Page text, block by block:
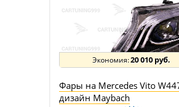
20 010 руб.
Фары на Mercedes Vito
дизайн Maybach